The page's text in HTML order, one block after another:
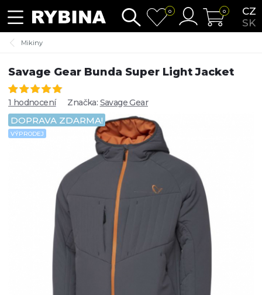
CZ
SK
0 0
Mikiny
Savage Gear Bunda Super Light Jacket
1 hodnocení Značka: Savage Gear
DOPRAVA ZDARMA!
VÝPRODEJ